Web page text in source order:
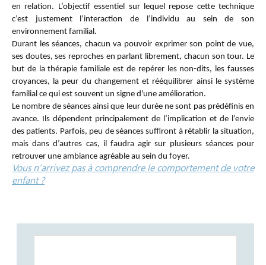
en relation. L’objectif essentiel sur lequel repose cette technique
c’est justement l’interaction de l’individu au sein de son
environnement familial.
Durant les séances, chacun va pouvoir exprimer son point de vue,
ses doutes, ses reproches en parlant librement, chacun son tour. Le
but de la thérapie familiale est de repérer les non-dits, les fausses
croyances, la peur du changement et rééquilibrer ainsi le système
familial ce qui est souvent un signe d'une amélioration.
Le nombre de séances ainsi que leur durée ne sont pas prédéfinis en
avance. Ils dépendent principalement de l’implication et de l’envie
des patients. Parfois, peu de séances suffiront à rétablir la situation,
mais dans d’autres cas, il faudra agir sur plusieurs séances pour
retrouver une ambiance agréable au sein du foyer.
Vous n’arrivez pas à comprendre le comportement de votre
enfant ?